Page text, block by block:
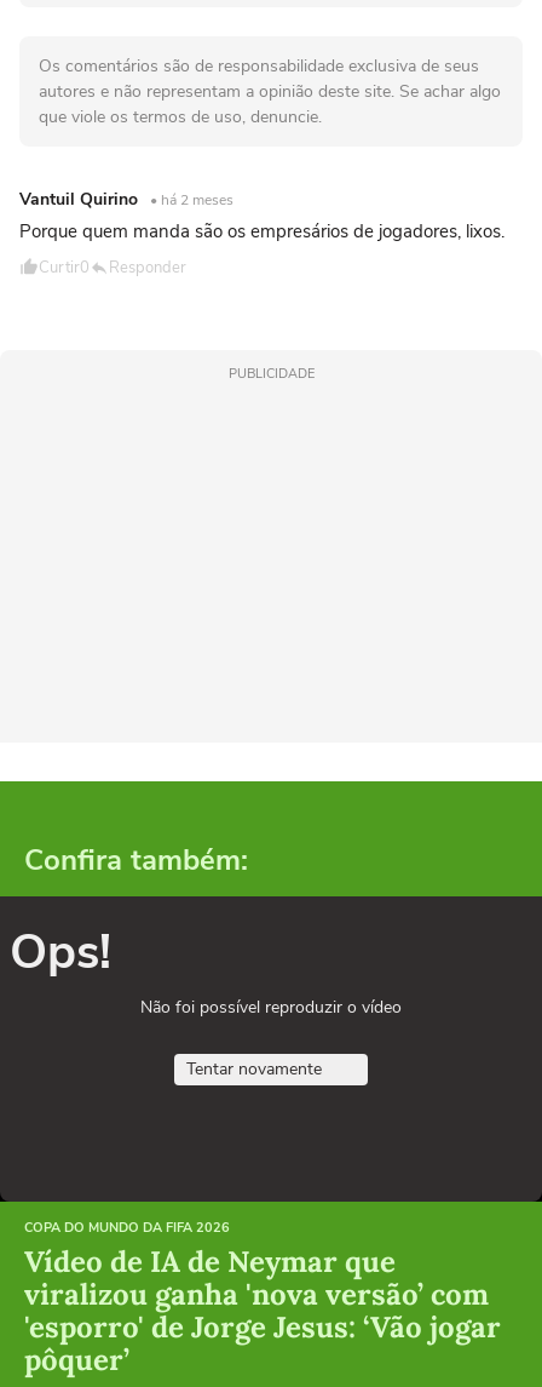
Os comentários são de responsabilidade exclusiva de seus
autores e não representam a opinião deste site. Se achar algo
que viole os termos de uso, denuncie.
Vantuil Quirino • há 2 meses
Porque quem manda são os empresários de jogadores, lixos.
Curtir0 Responder
PUBLICIDADE
Confira também:
Ops!
Não foi possível reproduzir o vídeo
Tentar novamente
COPA DO MUNDO DA FIFA 2026
Vídeo de IA de Neymar que
viralizou ganha 'nova versão’ com
'esporro' de Jorge Jesus: ‘Vão jogar
pôquer’